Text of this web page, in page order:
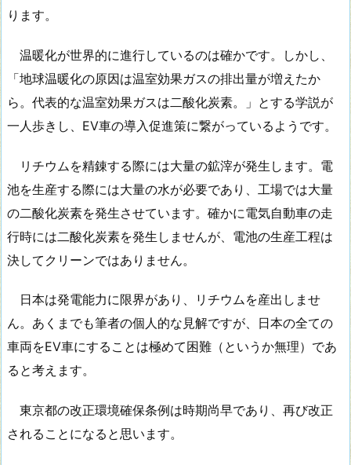
ります。
温暖化が世界的に進行しているのは確かです。しかし、
「地球温暖化の原因は温室効果ガスの排出量が増えたか
ら。代表的な温室効果ガスは二酸化炭素。」とする学説が
一人歩きし、EV車の導入促進策に繋がっているようです。
リチウムを精錬する際には大量の鉱滓が発生します。電
池を生産する際には大量の水が必要であり、工場では大量
の二酸化炭素を発生させています。確かに電気自動車の走
行時には二酸化炭素を発生しませんが、電池の生産工程は
決してクリーンではありません。
日本は発電能力に限界があり、リチウムを産出しませ
ん。あくまでも筆者の個人的な見解ですが、日本の全ての
車両をEV車にすることは極めて困難（というか無理）であ
ると考えます。
東京都の改正環境確保条例は時期尚早であり、再び改正
されることになると思います。